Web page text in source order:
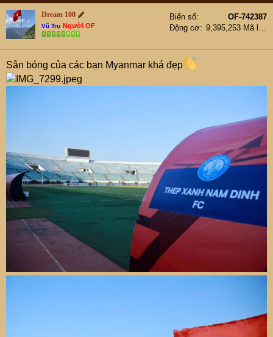
Dream 100
Vũ Trụ Người OF
Biển số
OF-742387
Động cơ
9,395,253 Mã lực
Sân bóng của các bạn Myanmar khá đẹp